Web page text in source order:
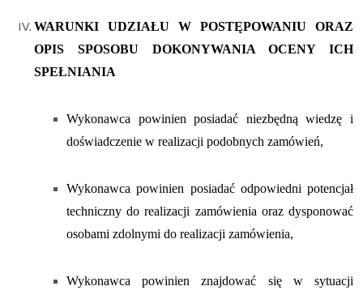
WARUNKI UDZIAŁU W POSTĘPOWANIU ORAZ
OPIS SPOSOBU DOKONYWANIA OCENY ICH
SPEŁNIANIA
Wykonawca powinien posiadać niezbędną wiedzę i
doświadczenie w realizacji podobnych zamówień,
Wykonawca powinien posiadać odpowiedni potencjał
techniczny do realizacji zamówienia oraz dysponować
osobami zdolnymi do realizacji zamówienia,
Wykonawca powinien znajdować się w sytuacji